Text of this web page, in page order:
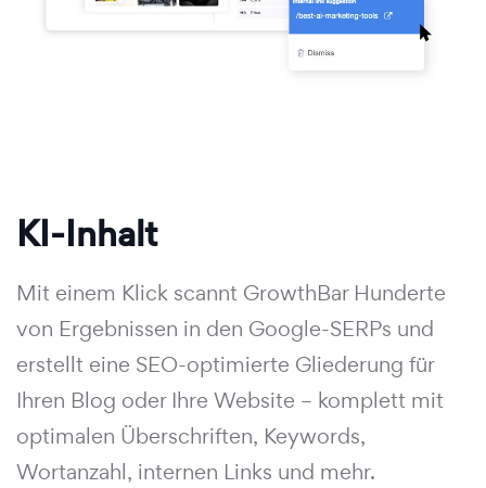
KI-Inhalt
Mit einem Klick scannt GrowthBar Hunderte
von Ergebnissen in den Google-SERPs und
erstellt eine SEO-optimierte Gliederung für
Ihren Blog oder Ihre Website – komplett mit
optimalen Überschriften, Keywords,
Wortanzahl, internen Links und mehr.